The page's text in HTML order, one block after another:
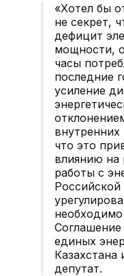
«Хотел бы
не секрет,
дефицит
мощности,
часы
последние
усиление
внутренних
что это
влиянию на
работы с
Соглашение
единых
депутат.